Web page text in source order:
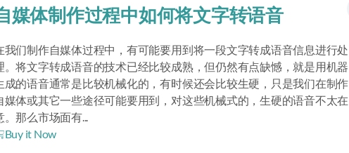
媒体制作过程中如何将文字转语音
我们制作自媒体过程中，有可能要用到将一段文字转成语音信息进行处
。将文字转成语音的技术已经比较成熟，但仍然有点缺憾，就是用机器
成的语音通常是比较机械化的，有时候还会比较生硬，只是我们在制作
媒体或其它一些途径可能要用到，对这些机械式的，生硬的语音不太在
。那么市场面有...
Buy it Now